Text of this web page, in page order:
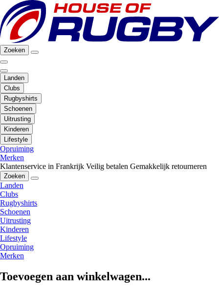
Zoeken
Landen
Clubs
Rugbyshirts
Schoenen
Uitrusting
Kinderen
Lifestyle
Opruiming
Merken
Klantenservice in Frankrijk Veilig betalen Gemakkelijk retourneren
Zoeken
Landen
Clubs
Rugbyshirts
Schoenen
Uitrusting
Kinderen
Lifestyle
Opruiming
Merken
Toevoegen aan winkelwagen...